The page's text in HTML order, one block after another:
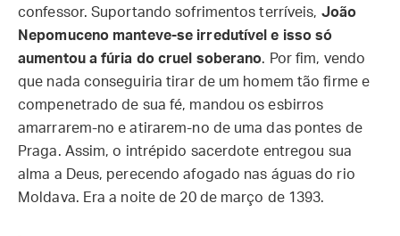
confessor. Suportando sofrimentos terríveis, João
Nepomuceno manteve-se irredutível e isso só
aumentou a fúria do cruel soberano. Por fim, vendo
que nada conseguiria tirar de um homem tão firme e
compenetrado de sua fé, mandou os esbirros
amarrarem-no e atirarem-no de uma das pontes de
Praga. Assim, o intrépido sacerdote entregou sua
alma a Deus, perecendo afogado nas águas do rio
Moldava. Era a noite de 20 de março de 1393.